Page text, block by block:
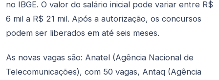
no IBGE. O valor do salário inicial pode variar entre R$
6 mil a R$ 21 mil. Após a autorização, os concursos
podem ser liberados em até seis meses.
As novas vagas são: Anatel (Agência Nacional de
Telecomunicações), com 50 vagas, Antaq (Agência